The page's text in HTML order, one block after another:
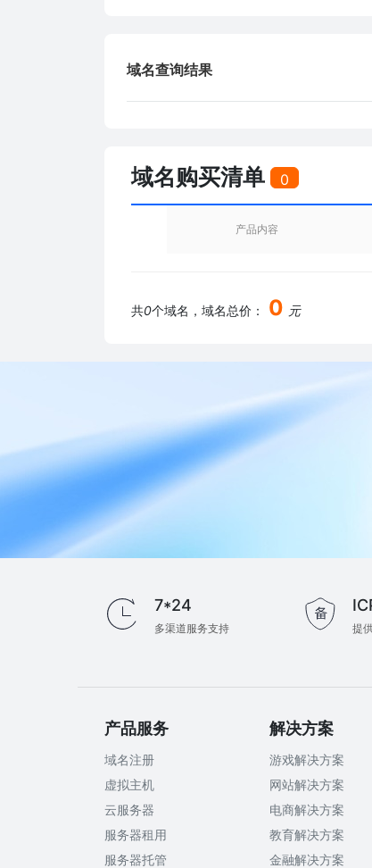
域名查询结果
域名购买清单 0
产品内容
共0个域名，域名总价： 0 元
7*24
多渠道服务支持 提
产品服务
域名注册
虚拟主机
云服务器
服务器租用
服务器托管
解决方案
游戏解决方案
网站解决方案
电商解决方案
教育解决方案
金融解决方案